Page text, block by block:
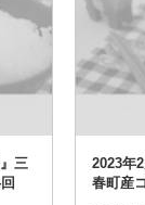
三
2023年
春町産